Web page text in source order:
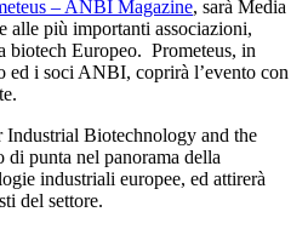
– ANBI Magazine, sarà Media
alle più importanti associazioni,
biotech Europeo. Prometeus, in
i soci ANBI, coprirà l’evento con
Biotechnology and the
punta nel panorama della
industriali europee, ed attirerà
del settore.